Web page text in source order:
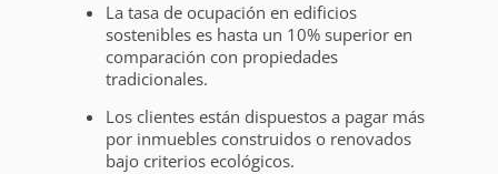
La tasa de ocupación en edificios
sostenibles es hasta un 10% superior en
comparación con propiedades
tradicionales.
Los clientes están dispuestos a pagar más
por inmuebles construidos o renovados
bajo criterios ecológicos.